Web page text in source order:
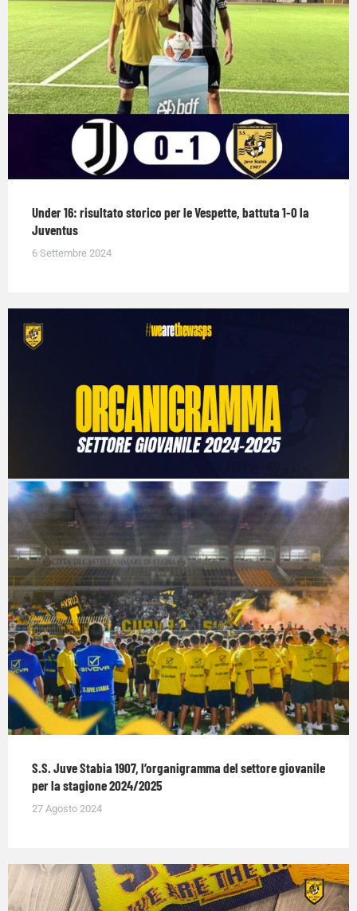
Under 16: risultato storico per le Vespette, battuta 1-0 la
Juventus
6 Settembre 2024
S.S. Juve Stabia 1907, l’organigramma del settore giovanile
per la stagione 2024/2025
27 Agosto 2024